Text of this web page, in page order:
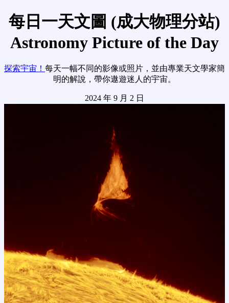
每日一天文圖 (成大物理分站)
Astronomy Picture of the Day
探索宇宙！ 每天一幅不同的影像或照片，並由專業天文學家簡
明的解說，帶你遨遊迷人的宇宙。
2024 年 9 月 2 日